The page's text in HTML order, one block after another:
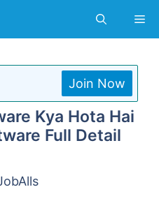
Join Now
Kya Hota Hai
Full Detail